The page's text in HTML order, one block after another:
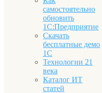
самостоятельно
обновить
1С:Предприятие
Скачать
бесплатные демо
1С
Технологии 21
века
Каталог ИТ
статей